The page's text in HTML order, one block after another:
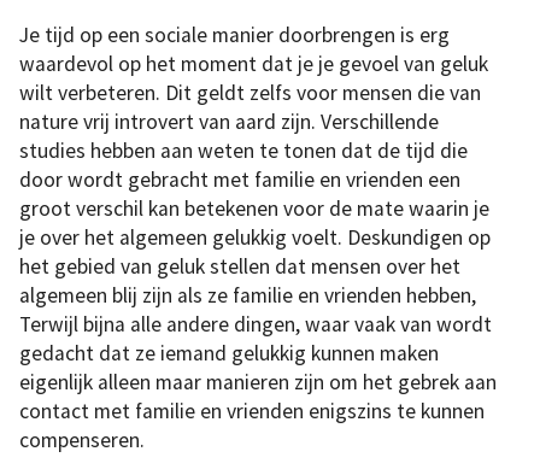
Je tijd op een sociale manier doorbrengen is erg
waardevol op het moment dat je je gevoel van geluk
wilt verbeteren. Dit geldt zelfs voor mensen die van
nature vrij introvert van aard zijn. Verschillende
studies hebben aan weten te tonen dat de tijd die
door wordt gebracht met familie en vrienden een
groot verschil kan betekenen voor de mate waarin je
je over het algemeen gelukkig voelt. Deskundigen op
het gebied van geluk stellen dat mensen over het
algemeen blij zijn als ze familie en vrienden hebben,
Terwijl bijna alle andere dingen, waar vaak van wordt
gedacht dat ze iemand gelukkig kunnen maken
eigenlijk alleen maar manieren zijn om het gebrek aan
contact met familie en vrienden enigszins te kunnen
compenseren.